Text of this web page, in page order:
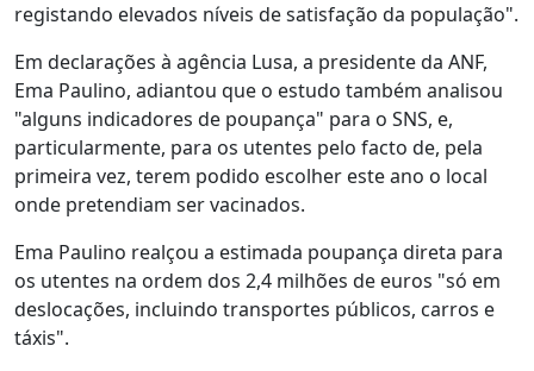
registando elevados níveis de satisfação da população".
Em declarações à agência Lusa, a presidente da ANF,
Ema Paulino, adiantou que o estudo também analisou
"alguns indicadores de poupança" para o SNS, e,
particularmente, para os utentes pelo facto de, pela
primeira vez, terem podido escolher este ano o local
onde pretendiam ser vacinados.
Ema Paulino realçou a estimada poupança direta para
os utentes na ordem dos 2,4 milhões de euros "só em
deslocações, incluindo transportes públicos, carros e
táxis".